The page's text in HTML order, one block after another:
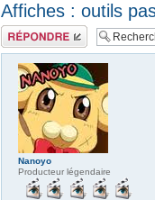
Affiches : outils
Publier une
réponse
Nanoyo
Producteur légendaire